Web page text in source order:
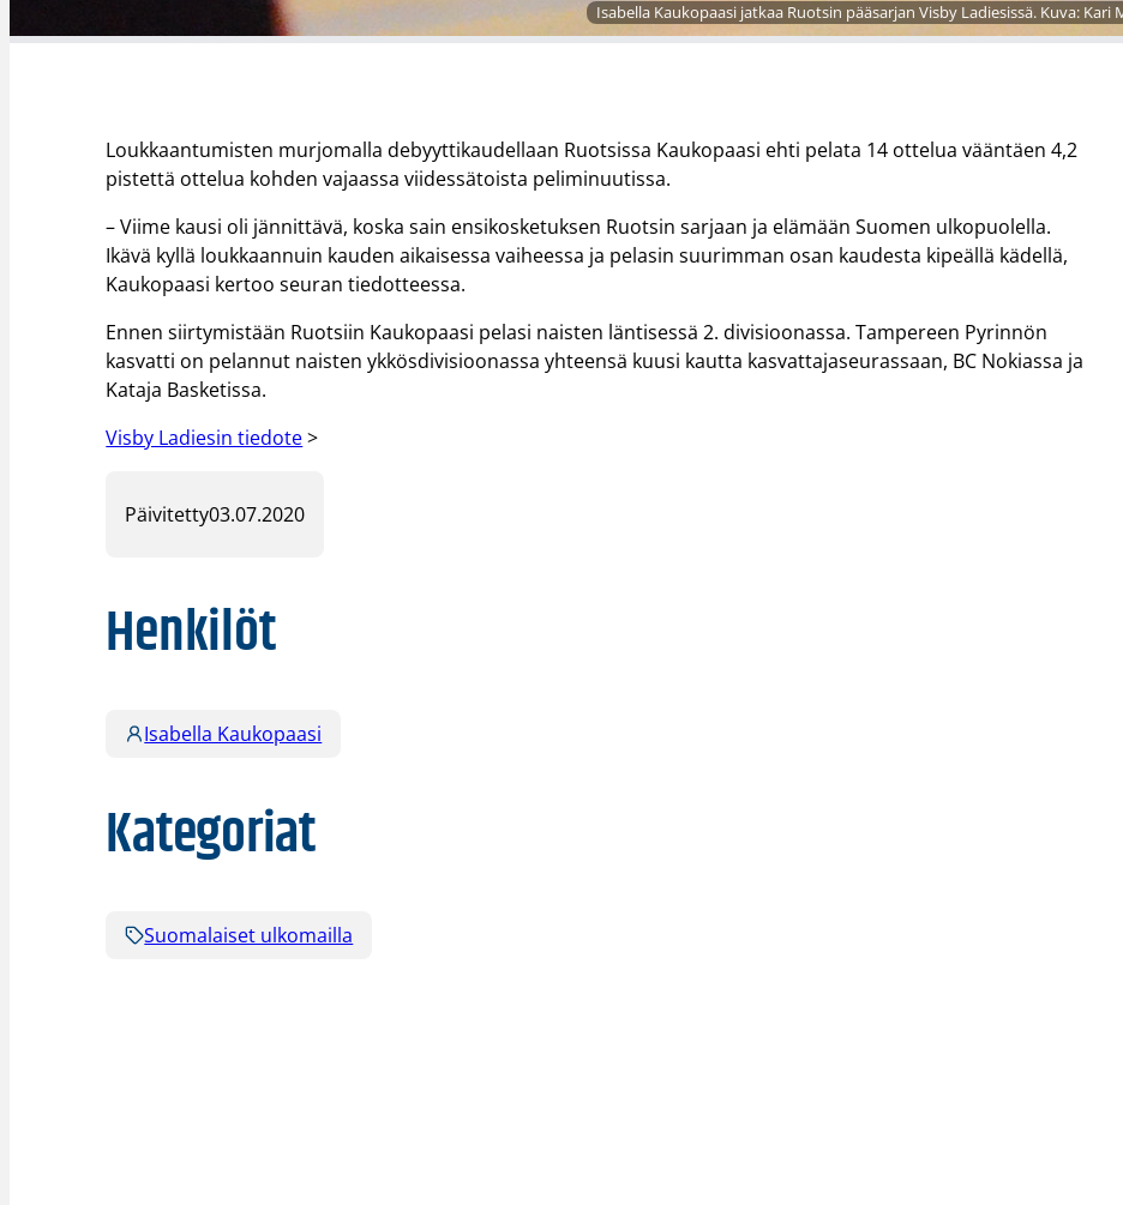
Isabella Kaukopaasi jatkaa Ruotsin pääsarjan Visby Ladiesissä. Kuva: Kari
Loukkaantumisten murjomalla debyyttikaudellaan Ruotsissa Kaukopaasi ehti pelata 14 ottelua vääntäen 4,2
pistettä ottelua kohden vajaassa viidessätoista peliminuutissa.
– Viime kausi oli jännittävä, koska sain ensikosketuksen Ruotsin sarjaan ja elämään Suomen ulkopuolella.
Ikävä kyllä loukkaannuin kauden aikaisessa vaiheessa ja pelasin suurimman osan kaudesta kipeällä kädellä,
Kaukopaasi kertoo seuran tiedotteessa.
Ennen siirtymistään Ruotsiin Kaukopaasi pelasi naisten läntisessä 2. divisioonassa. Tampereen Pyrinnön
kasvatti on pelannut naisten ykkösdivisioonassa yhteensä kuusi kautta kasvattajaseurassaan, BC Nokiassa ja
Kataja Basketissa.
Visby Ladiesin tiedote>
Päivitetty03.07.2020
Henkilöt
Isabella Kaukopaasi
Kategoriat
Suomalaiset ulkomailla